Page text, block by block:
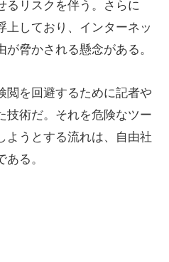
るリスクを伴う。さらに
上しており、インターネッ
が脅かされる懸念がある。
閲を回避するために記者や
技術だ。それを危険なツー
ようとする流れは、自由社
る。